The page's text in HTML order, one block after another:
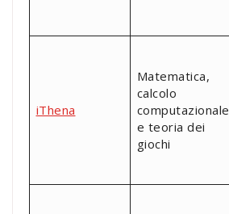
iThena
Matematica,
calcolo
computazionale
e teoria dei
giochi